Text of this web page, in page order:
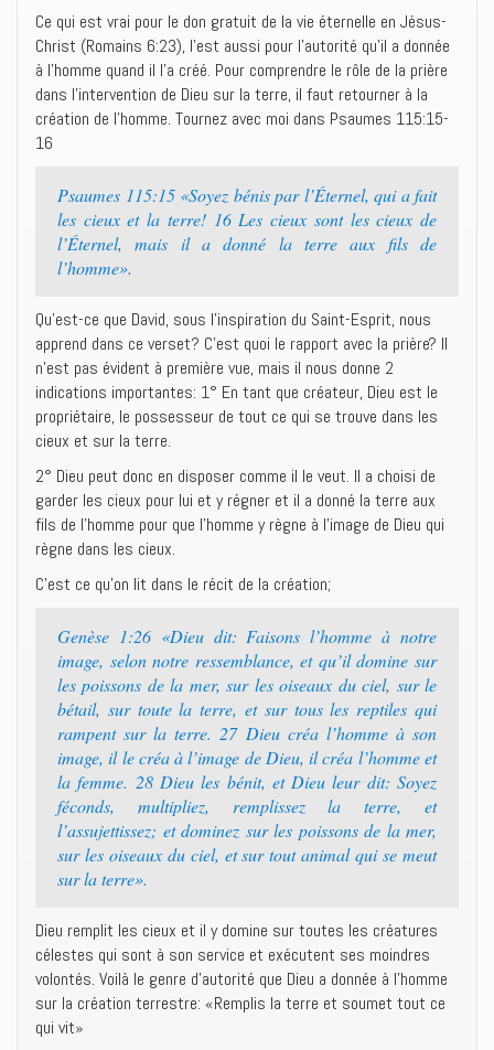
Ce qui est vrai pour le don gratuit de la vie éternelle en Jésus-
Christ (Romains 6:23), l’est aussi pour l’autorité qu’il a donnée
à l’homme quand il l’a créé. Pour comprendre le rôle de la prière
dans l’intervention de Dieu sur la terre, il faut retourner à la
création de l’homme. Tournez avec moi dans Psaumes 115:15-
16
Psaumes 115:15 «Soyez bénis par l’Éternel, qui a fait
les cieux et la terre! 16 Les cieux sont les cieux de
l’Éternel, mais il a donné la terre aux fils de
l’homme».
Qu’est-ce que David, sous l’inspiration du Saint-Esprit, nous
apprend dans ce verset? C’est quoi le rapport avec la prière? Il
n’est pas évident à première vue, mais il nous donne 2
indications importantes: 1° En tant que créateur, Dieu est le
propriétaire, le possesseur de tout ce qui se trouve dans les
cieux et sur la terre.
2° Dieu peut donc en disposer comme il le veut. Il a choisi de
garder les cieux pour lui et y régner et il a donné la terre aux
fils de l’homme pour que l’homme y règne à l’image de Dieu qui
règne dans les cieux.
C’est ce qu’on lit dans le récit de la création;
Genèse 1:26 «Dieu dit: Faisons l’homme à notre
image, selon notre ressemblance, et qu’il domine sur
les poissons de la mer, sur les oiseaux du ciel, sur le
bétail, sur toute la terre, et sur tous les reptiles qui
rampent sur la terre. 27 Dieu créa l’homme à son
image, il le créa à l’image de Dieu, il créa l’homme et
la femme. 28 Dieu les bénit, et Dieu leur dit: Soyez
féconds, multipliez, remplissez la terre, et
l’assujettissez; et dominez sur les poissons de la mer,
sur les oiseaux du ciel, et sur tout animal qui se meut
sur la terre».
Dieu remplit les cieux et il y domine sur toutes les créatures
célestes qui sont à son service et exécutent ses moindres
volontés. Voilà le genre d’autorité que Dieu a donnée à l’homme
sur la création terrestre: «Remplis la terre et soumet tout ce
qui vit»